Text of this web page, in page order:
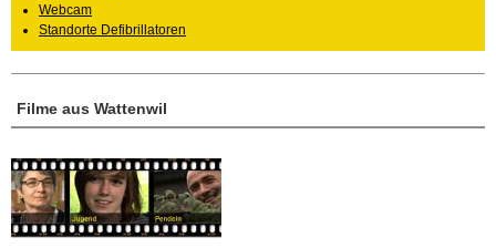
Filme aus Wattenwil
Webcam
Standorte Defibrillatoren